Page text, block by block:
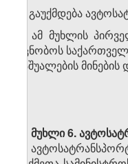
ბ) გაუქმდება
2. ამ მუხლის
ეცნობოს
საშუალების
მუხლი 6.